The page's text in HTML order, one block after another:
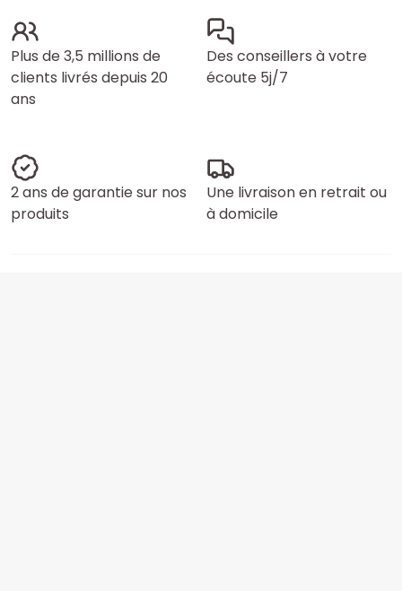
Plus de 3,5 millions de
clients livrés depuis 20
ans
Des conseillers à votre
écoute 5j/7
2 ans de garantie sur nos
produits
Une livraison en retrait ou
à domicile